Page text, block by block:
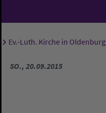
Sie sind hier:
Ev.-Luth. Kirche in Oldenburg
SO., 20.09.2015